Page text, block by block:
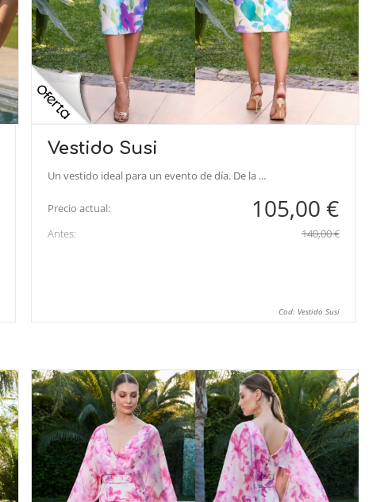
Vestido Susi
Un vestido ideal para un evento de día. De la ...
Precio actual: 105,00 €
Antes: 140,00 €
Cod: Vestido Susi